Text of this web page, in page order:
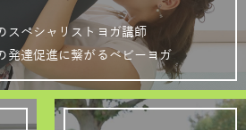
スペシャリストヨガ講師
発達促進に繋がるベビーヨガ